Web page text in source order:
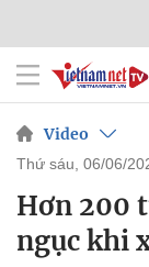
Video
thứ sáu, 06/06/
Hơn 200
ngục khi